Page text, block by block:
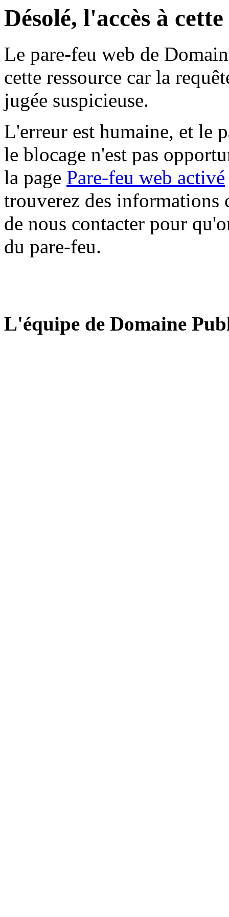
Désolé, l'accès à
Le pare-feu web de
cette ressource car la
jugée suspicieuse.
L'erreur est humaine, et le
le blocage n'est pas
la page Pare-feu web activé
trouverez des informations
de nous contacter pour
du pare-feu.
L'équipe de Domaine